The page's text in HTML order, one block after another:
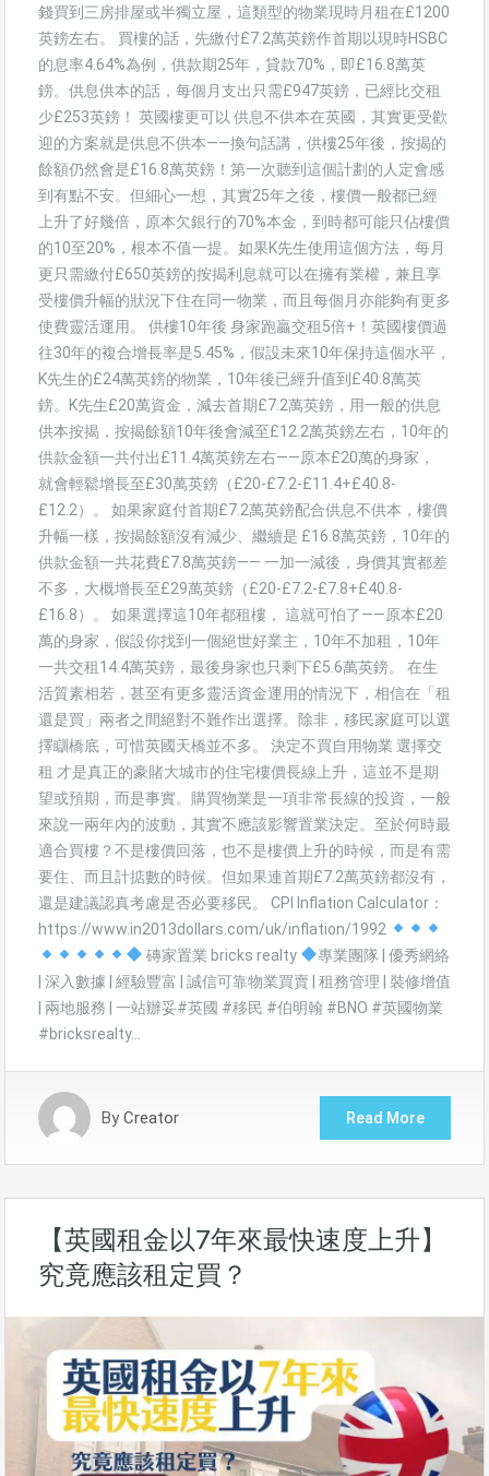
錢買到三房排屋或半獨立屋，這類型的物業現時月租在£1200
英鎊左右。 買樓的話，先繳付£7.2萬英鎊作首期以現時HSBC
的息率4.64%為例，供款期25年，貸款70%，即£16.8萬英
鎊。供息供本的話，每個月支出只需£947英鎊，已經比交租
少£253英鎊！ 英國樓更可以 供息不供本在英國，其實更受歡
迎的方案就是供息不供本——換句話講，供樓25年後，按揭的
餘額仍然會是£16.8萬英鎊！第一次聽到這個計劃的人定會感
到有點不安。但細心一想，其實25年之後，樓價一般都已經
上升了好幾倍，原本欠銀行的70%本金，到時都可能只佔樓價
的10至20%，根本不值一提。如果K先生使用這個方法，每月
更只需繳付£650英鎊的按揭利息就可以在擁有業權，兼且享
受樓價升幅的狀況下住在同一物業，而且每個月亦能夠有更多
使費靈活運用。 供樓10年後 身家跑贏交租5倍+！英國樓價過
往30年的複合增長率是5.45%，假設未來10年保持這個水平，
K先生的£24萬英鎊的物業，10年後已經升值到£40.8萬英
鎊。K先生£20萬資金，減去首期£7.2萬英鎊，用一般的供息
供本按揭，按揭餘額10年後會減至£12.2萬英鎊左右，10年的
供款金額一共付出£11.4萬英鎊左右——原本£20萬的身家，
就會輕鬆增長至£30萬英鎊（£20-£7.2-£11.4+£40.8-
£12.2）。 如果家庭付首期£7.2萬英鎊配合供息不供本，樓價
升幅一樣，按揭餘額沒有減少、繼續是 £16.8萬英鎊，10年的
供款金額一共花費£7.8萬英鎊—— 一加一減後，身價其實都差
不多，大概增長至£29萬英鎊（£20-£7.2-£7.8+£40.8-
£16.8）。 如果選擇這10年都租樓， 這就可怕了——原本£20
萬的身家，假設你找到一個絕世好業主，10年不加租，10年
一共交租14.4萬英鎊，最後身家也只剩下£5.6萬英鎊。 在生
活質素相若，甚至有更多靈活資金運用的情況下，相信在「租
還是買」兩者之間絕對不難作出選擇。除非，移民家庭可以選
擇瞓橋底，可惜英國天橋並不多。 決定不買自用物業 選擇交
租 才是真正的豪賭大城市的住宅樓價長線上升，這並不是期
望或預期，而是事實。購買物業是一項非常長線的投資，一般
來說一兩年內的波動，其實不應該影響置業決定。至於何時最
適合買樓？不是樓價回落，也不是樓價上升的時候，而是有需
要住、而且計掂數的時候。但如果連首期£7.2萬英鎊都沒有，
還是建議認真考慮是否必要移民。 CPI Inflation Calculator：
https://www.in2013dollars.com/uk/inflation/1992
磚家置業 bricks realty
專業團隊 | 優秀網絡
| 深入數據 | 經驗豐富 | 誠信可靠物業買賣 | 租務管理 | 裝修增值
| 兩地服務 | 一站辦妥#英國 #移民 #伯明翰 #BNO #英國物業
#bricksrealty…
By Creator Read More
【英國租金以7年來最快速度上升】
究竟應該租定買？